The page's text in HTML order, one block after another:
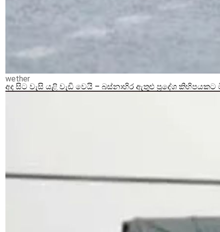
wether
අද සිට වැසි යළි වැඩි වෙයි – බස්නාහිර ඇතුළු ප්‍රදේශ කිහිපයකට